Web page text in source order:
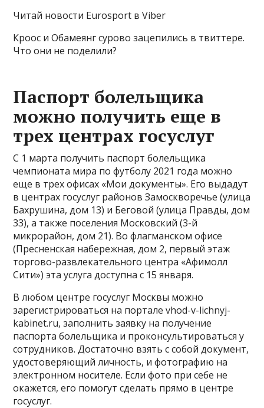
Читай новости Eurosport в Viber
Кроос и Обамеянг сурово зацепились в твиттере.
Что они не поделили?
Паспорт болельщика
можно получить еще в
трех центрах госуслуг
С 1 марта получить паспорт болельщика
чемпионата мира по футболу 2021 года можно
еще в трех офисах «Мои документы». Его выдадут
в центрах госуслуг районов Замоскворечье (улица
Бахрушина, дом 13) и Беговой (улица Правды, дом
33), а также поселения Московский (3-й
микрорайон, дом 21). Во флагманском офисе
(Пресненская набережная, дом 2, первый этаж
торгово-развлекательного центра «Афимолл
Сити») эта услуга доступна с 15 января.
В любом центре госуслуг Москвы можно
зарегистрироваться на порталеvhod-v-lichnyj-
kabinet.ru, заполнить заявку на получение
паспорта болельщика и проконсультироваться у
сотрудников. Достаточно взять с собой документ,
удостоверяющий личность, и фотографию на
электронном носителе. Если фото при себе не
окажется, его помогут сделать прямо в центре
госуслуг.